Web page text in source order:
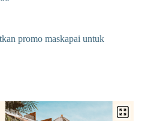
promo maskapai untuk